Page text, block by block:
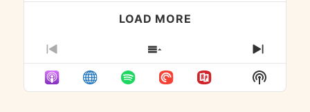
LOAD MORE
PREVIOUS
EPISODE
SHOW
EPISODES
LIST
NEXT
Show
Podcast